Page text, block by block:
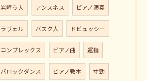
岩崎う大 アンスネス ピアノ演奏
ラヴェル バスク人 ドビュッシー
コンプレックス ピアノ曲 運指
バロックダンス ピアノ教本 寸勁